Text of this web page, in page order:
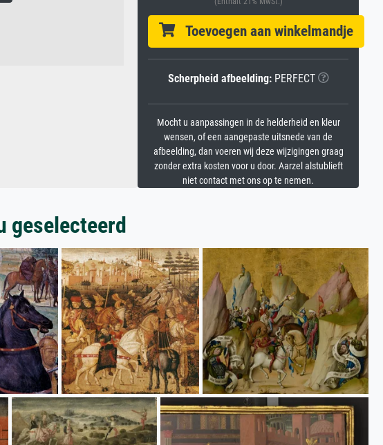
Toevoegen aan winkelmandje
Scherpheid afbeelding:PERFECT
Mocht u aanpassingen in de helderheid en kleur
wensen, of een aangepaste uitsnede van de
afbeelding, dan voeren wij deze wijzigingen graag
zonder extra kosten voor u door. Aarzel alstublieft
niet contact met ons op te nemen.
geselecteerd